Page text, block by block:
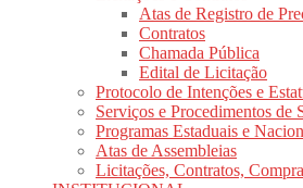
Atas de Registro de
Contratos
Chamada Pública
Edital de Licitação
Protocolo de Intenções e
Serviços e Procedimentos de
Programas Estaduais e
Atas de Assembleias
Licitações, Contratos,